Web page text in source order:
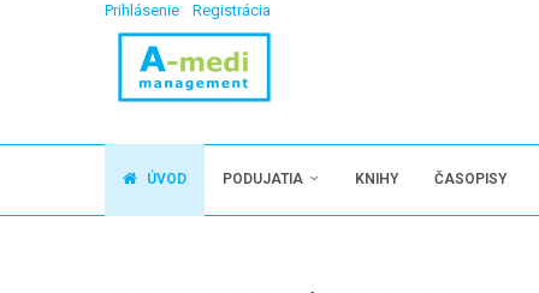
Prihlásenie Registrácia
ÚVOD PODUJATIA KNIHY ČASOPISY